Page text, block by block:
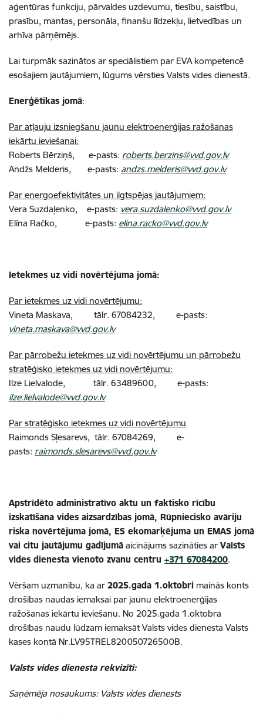
aģentūras funkciju, pārvaldes uzdevumu, tiesību, saistību,
prasību, mantas, personāla, finanšu līdzekļu, lietvedības un
arhīva pārņēmējs.
Lai turpmāk sazinātos ar speciālistiem par EVA kompetencē
esošajiem jautājumiem, lūgums vērsties Valsts vides dienestā.
Enerģētikas jomā:
Par atļauju izsniegšanu jaunu elektroenerģijas ražošanas
iekārtu ieviešanai:
Roberts Bērziņš, e-pasts: roberts.berzins@vvd.gov.lv
Andžs Melderis, e-pasts: andzs.melderis@vvd.gov.lv
Par energoefektivitātes un ilgtspējas jautājumiem:
Vera Suzdaļenko, e-pasts: vera.suzdalenko@vvd.gov.lv
Elīna Račko, e-pasts: elina.racko@vvd.gov.lv
Ietekmes uz vidi novērtējuma jomā:
Par ietekmes uz vidi novērtējumu:
Vineta Maskava, tālr. 67084232, e-pasts:
vineta.maskava@vvd.gov.lv
Par pārrobežu ietekmes uz vidi novērtējumu un pārrobežu
stratēģisko ietekmes uz vidi novērtējumu:
Ilze Lielvalode, tālr. 63489600, e-pasts:
ilze.lielvalode@vvd.gov.lv
Par stratēģisko ietekmes uz vidi novērtējumu
Raimonds Sļesarevs, tālr. 67084269, e-
pasts: raimonds.slesarevs@vvd.gov.lv
Apstrīdēto administratīvo aktu un faktisko rīcību
izskatīšana vides aizsardzības jomā, Rūpniecisko avāriju
riska novērtējuma jomā, ES ekomarķējuma un EMAS jomā
vai citu jautājumu gadījumā aicinājums sazināties ar Valsts
vides dienesta vienoto zvanu centru +371 67084200.
Vēršam uzmanību, ka ar 2025.gada 1.oktobri mainās konts
drošības naudas iemaksai par jaunu elektroenerģijas
ražošanas iekārtu ieviešanu. No 2025.gada 1.oktobra
drošības naudu lūdzam iemaksāt Valsts vides dienesta Valsts
kases kontā Nr.LV95TREL820050726500B.
Valsts vides dienesta rekvizīti:
Saņēmēja nosaukums: Valsts vides dienests